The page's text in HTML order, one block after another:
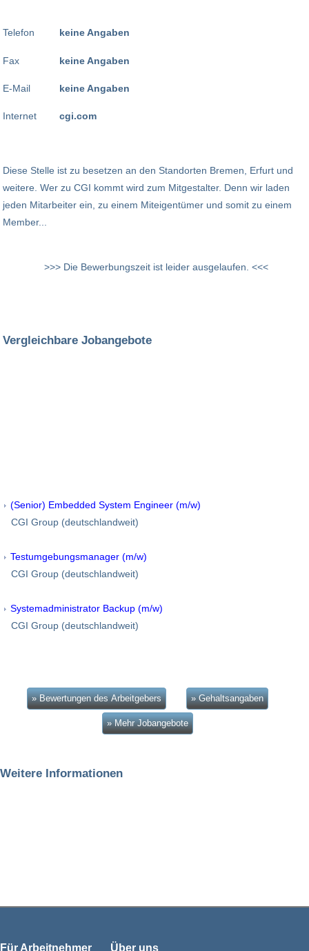
Telefon
Fax
E-Mail
Internet
keine Angaben
keine Angaben
keine Angaben
cgi.com
Diese Stelle ist zu besetzen an den Standorten Bremen, Erfurt und
weitere. Wer zu CGI kommt wird zum Mitgestalter. Denn wir laden
jeden Mitarbeiter ein, zu einem Miteigentümer und somit zu einem
Member...
>>> Die Bewerbungszeit ist leider ausgelaufen. <<<
Vergleichbare Jobangebote
(Senior) Embedded System Engineer (m/w)
CGI Group (deutschlandweit)
Testumgebungsmanager (m/w)
CGI Group (deutschlandweit)
Systemadministrator Backup (m/w)
CGI Group (deutschlandweit)
» Bewertungen des Arbeitgebers » Gehaltsangaben
» Mehr Jobangebote
Weitere Informationen
Für Arbeitnehmer Über uns